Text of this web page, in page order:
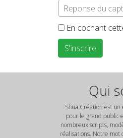
En cochant
Qui
Shua Création est
pour le grand public
nombreux scripts,
réalisations. Notre